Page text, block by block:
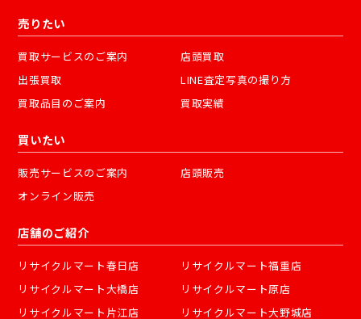
売りたい
買取サービスのご案内
店頭買取
出張買取
LINE査定写真の撮り方
買取品目のご案内
買取実績
買いたい
販売サービスのご案内
店頭販売
オンライン販売
店舗のご紹介
リサイクルマート春日店
リサイクルマート福重店
リサイクルマート大橋店
リサイクルマート原店
リサイクルマート片江店
リサイクルマート大野城店